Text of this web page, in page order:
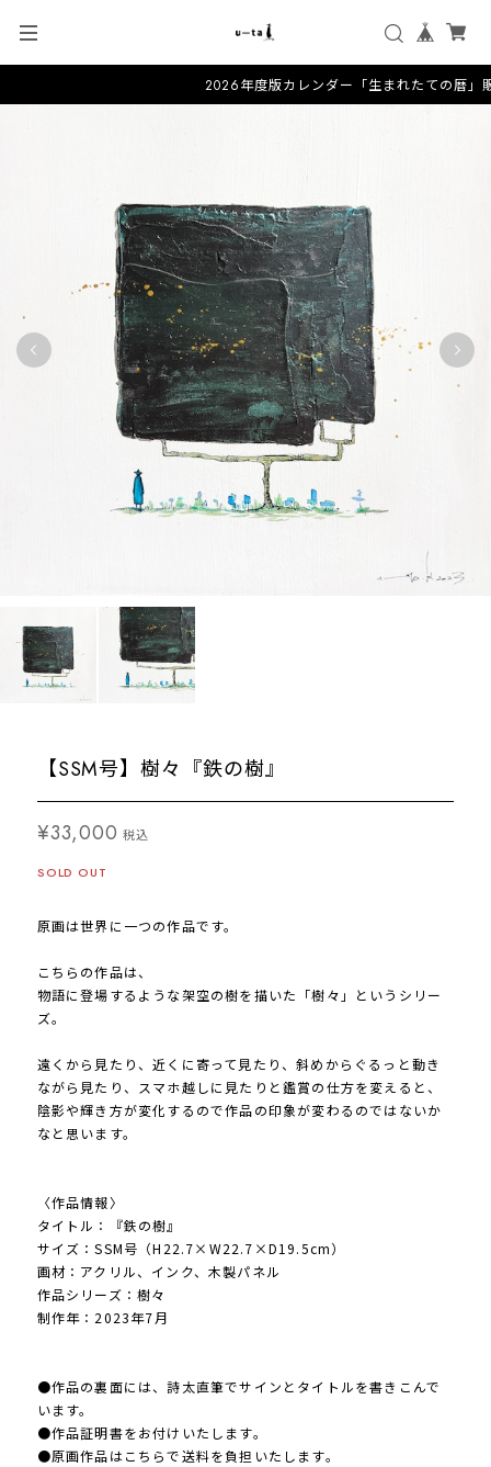
2026年度版カレンダー「生まれたての暦」販
【SSM号】樹々『鉄の樹』
¥33,000 税込
SOLD OUT
原画は世界に一つの作品です。
こちらの作品は、
物語に登場するような架空の樹を描いた「樹々」というシリー
ズ。
遠くから見たり、近くに寄って見たり、斜めからぐるっと動き
ながら見たり、スマホ越しに見たりと鑑賞の仕方を変えると、
陰影や輝き方が変化するので作品の印象が変わるのではないか
なと思います。
〈作品情報〉
タイトル：『鉄の樹』
サイズ：SSM号（H22.7×W22.7×D19.5cm）
画材：アクリル、インク、木製パネル
作品シリーズ：樹々
制作年：2023年7月
●作品の裏面には、詩太直筆でサインとタイトルを書きこんで
います。
●作品証明書をお付けいたします。
●原画作品はこちらで送料を負担いたします。